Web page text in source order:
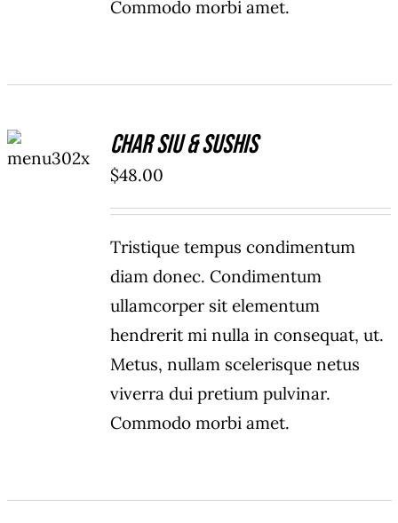
Commodo morbi amet.
CART
/
Char Siu & Sushis
$48.00
Tristique tempus condimentum
diam donec. Condimentum
ullamcorper sit elementum
hendrerit mi nulla in consequat, ut.
Metus, nullam scelerisque netus
viverra dui pretium pulvinar.
Commodo morbi amet.